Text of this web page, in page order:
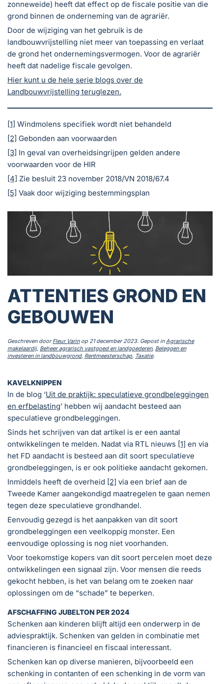
zonneweide) heeft dat effect op de fiscale positie van die
grond binnen de onderneming van de agrariër.
Door de wijziging van het gebruik is de
landbouwvrijstelling niet meer van toepassing en verlaat
de grond het ondernemingsvermogen. Voor de agrariër
heeft dat nadelige fiscale gevolgen.
Hier kunt u de hele serie blogs over de
Landbouwvrijstelling teruglezen.
[1] Windmolens specifiek wordt niet behandeld
[2] Gebonden aan voorwaarden
[3] In geval van overheidsingrijpen gelden andere
voorwaarden voor de HIR
[4] Zie besluit 23 november 2018/VN 2018/67.4
[5] Vaak door wijziging bestemmingsplan
ATTENTIES GROND EN
GEBOUWEN
Geschreven doorFleur Varinop 21 december 2023. Gepost in Agrarische
makelaardij, Beheer agrarisch vastgoed en landgoederen, Beleggen en
investeren in landbouwgrond, Rentmeesterschap Taxatie.
KAVELKNIPPEN
In de blog ‘Uit de praktijk: speculatieve grondbeleggingen
en erfbelasting’ hebben wij aandacht besteed aan
speculatieve grondbeleggingen.
Sinds het schrijven van dat artikel is er een aantal
ontwikkelingen te melden. Nadat via RTL nieuws [1] en via
het FD aandacht is besteed aan dit soort speculatieve
grondbeleggingen, is er ook politieke aandacht gekomen.
Inmiddels heeft de overheid [2] via een brief aan de
Tweede Kamer aangekondigd maatregelen te gaan nemen
tegen deze speculatieve grondhandel.
Eenvoudig gezegd is het aanpakken van dit soort
grondbeleggingen een veelkoppig monster. Een
eenvoudige oplossing is nog niet voorhanden.
Voor toekomstige kopers van dit soort percelen moet deze
ontwikkelingen een signaal zijn. Voor mensen die reeds
gekocht hebben, is het van belang om te zoeken naar
oplossingen om de “schade” te beperken.
AFSCHAFFING JUBELTON PER 2024
Schenken aan kinderen blijft altijd een onderwerp in de
adviespraktijk. Schenken van gelden in combinatie met
financieren is financieel en fiscaal interessant.
Schenken kan op diverse manieren, bijvoorbeeld een
schenking in contanten of een schenking in de vorm van